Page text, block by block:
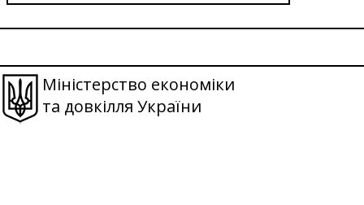
Міністерство економіки
та довкілля України